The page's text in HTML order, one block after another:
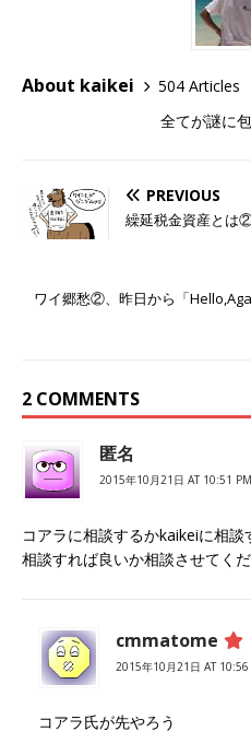
About kaikei
504 Articles
全てが謎に
PREVIOUS
繰延税金資産とは
ワイ郷愁②、昨日から「
2 COMMENTS
匿名
2015年10月21日 AT 10:51 PM
コアラに相談するかkaikeiに相
相談すれば良いか相談させてくだ
cmmatome
2015年10月21日 AT 10:56
コアラ氏が先やろう